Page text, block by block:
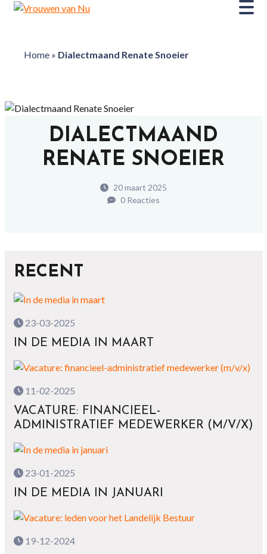
Home» Dialectmaand Renate Snoeier
DIALECTMAAND
RENATE SNOEIER
20 maart 2025
0 Reacties
RECENT
23-03-2025
IN DE MEDIA IN MAART
11-02-2025
VACATURE: FINANCIEEL-
ADMINISTRATIEF MEDEWERKER (M/V/X)
23-01-2025
IN DE MEDIA IN JANUARI
19-12-2024